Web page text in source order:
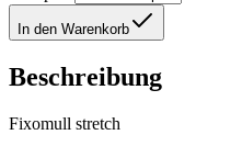
In den Warenkorb
Beschreibung
Fixomull stretch